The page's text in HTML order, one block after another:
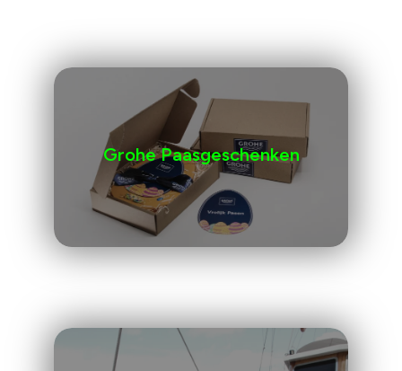
Grohe Paasgeschenken